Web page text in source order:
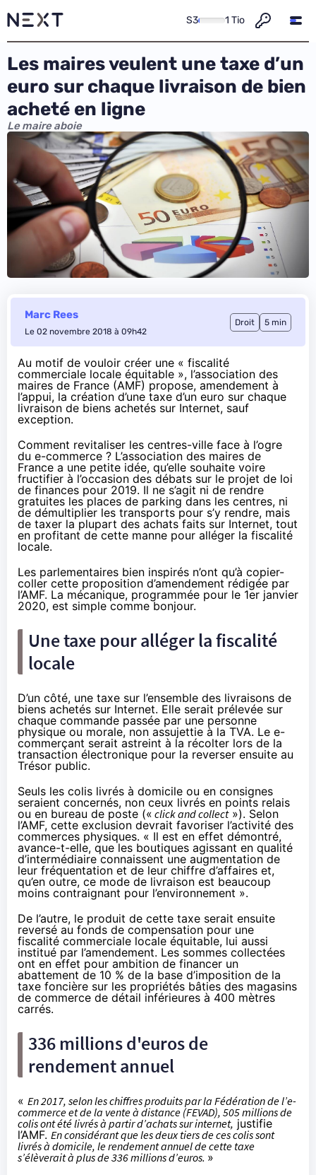
S3 1 Tio
Les maires veulent une taxe d’un
euro sur chaque livraison de bien
acheté en ligne
Le maire aboie
Marc Rees
Le 02 novembre 2018 à 09h42
Droit 5 min
Au motif de vouloir créer une « fiscalité
commerciale locale équitable », l’association des
maires de France (AMF) propose, amendement à
l’appui, la création d’une taxe d’un euro sur chaque
livraison de biens achetés sur Internet, sauf
exception.
Comment revitaliser les centres-ville face à l’ogre
du e-commerce ? L’association des maires de
France a une petite idée, qu’elle souhaite voire
fructifier à l’occasion des débats sur le projet de loi
de finances pour 2019. Il ne s’agit ni de rendre
gratuites les places de parking dans les centres, ni
de démultiplier les transports pour s’y rendre, mais
de taxer la plupart des achats faits sur Internet, tout
en profitant de cette manne pour alléger la fiscalité
locale.
Les parlementaires bien inspirés n’ont qu’à copier-
coller cette proposition d’amendement rédigée par
l’AMF. La mécanique, programmée pour le 1er janvier
2020, est simple comme bonjour.
Une taxe pour alléger la fiscalité
locale
D’un côté, une taxe sur l’ensemble des livraisons de
biens achetés sur Internet. Elle serait prélevée sur
chaque commande passée par une personne
physique ou morale, non assujettie à la TVA. Le e-
commerçant serait astreint à la récolter lors de la
transaction électronique pour la reverser ensuite au
Trésor public.
Seuls les colis livrés à domicile ou en consignes
seraient concernés, non ceux livrés en points relais
ou en bureau de poste (« click and collect»). Selon
l’AMF, cette exclusion devrait favoriser l’activité des
commerces physiques. « Il est en effet démontré,
avance-t-elle, que les boutiques agissant en qualité
d’intermédiaire connaissent une augmentation de
leur fréquentation et de leur chiffre d’affaires et,
qu’en outre, ce mode de livraison est beaucoup
moins contraignant pour l’environnement ».
De l’autre, le produit de cette taxe serait ensuite
reversé au fonds de compensation pour une
fiscalité commerciale locale équitable, lui aussi
institué par l’amendement. Les sommes collectées
ont en effet pour ambition de financer un
abattement de 10 % de la base d’imposition de la
taxe foncière sur les propriétés bâties des magasins
de commerce de détail inférieures à 400 mètres
carrés.
336 millions d'euros de
rendement annuel
« En 2017, selon les chiffres produits par la Fédération de l’e-
commerce et de la vente à distance (FEVAD), 505 millions de
colis ont été livrés à partir d’achats sur internet, justifie
l’AMF. En considérant que les deux tiers de ces colis sont
livrés à domicile, le rendement annuel de cette taxe
s’élèverait à plus de 336 millions d’euros. »